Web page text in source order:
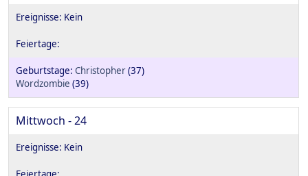
Christopher(37)
Wordzombie (39)
Mittwoch - 24